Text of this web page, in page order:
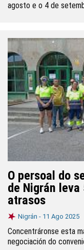
agosto e o 4 de
O persoal do
de Nigrán
atrasos
Nigrán - 11 Ago 2025
Concentráronse esta
negociación do